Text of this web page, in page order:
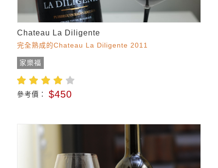
Chateau La Diligente
完全熟成的Chateau La Diligente 2011
家樂福
參考價： $450